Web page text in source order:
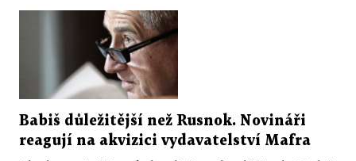
Babiš důležitější než Rusnok. Novináři
reagují na akvizici vydavatelství Mafra